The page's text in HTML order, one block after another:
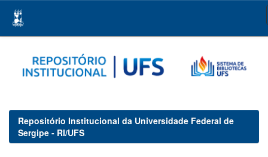
navigation
Repositório Institucional da Universidade Federal de
Sergipe - RI/UFS